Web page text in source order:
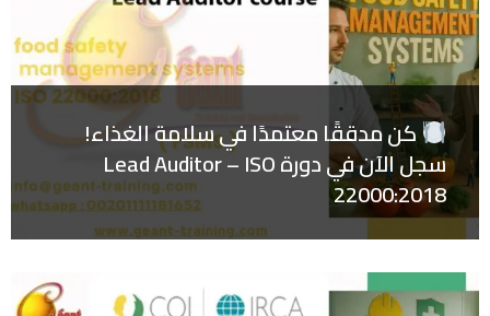
كن مدققًا معتمدًا في سلامة الغذاء!
سجل الآن في دورة Lead Auditor – ISO
22000:2018